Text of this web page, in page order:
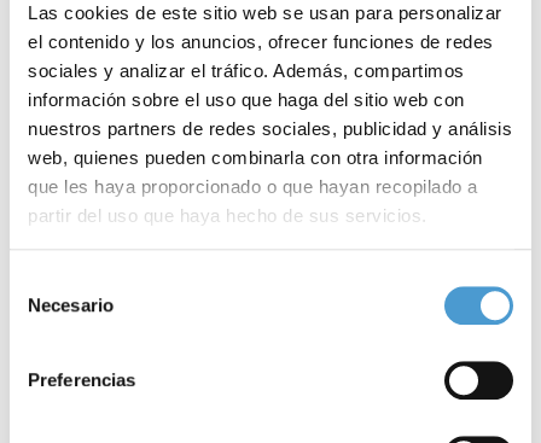
Las cookies de este sitio web se usan para personalizar
el contenido y los anuncios, ofrecer funciones de redes
sociales y analizar el tráfico. Además, compartimos
información sobre el uso que haga del sitio web con
nuestros partners de redes sociales, publicidad y análisis
web, quienes pueden combinarla con otra información
que les haya proporcionado o que hayan recopilado a
partir del uso que haya hecho de sus servicios.
de cookies
Necesario
Preferencias
Noticias
relacionadas